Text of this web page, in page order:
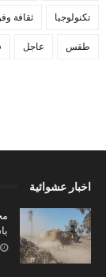
تكنولوجيا ثقافة
طقس عاجل
اخبار عشوائية